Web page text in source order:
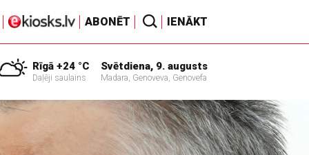
ABONĒT IENĀKT
Rīgā +24 °C
Daļēji saulains
Svētdiena, 9. augusts
Madara, Genoveva, Genovefa